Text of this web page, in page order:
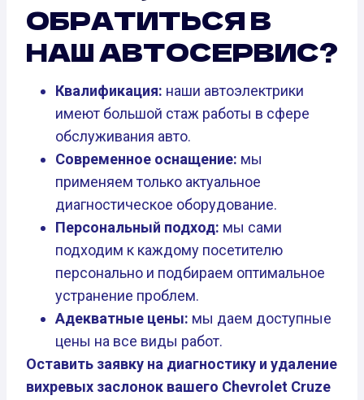
ОБРАТИТЬСЯ В
НАШ АВТОСЕРВИС?
Квалификация: наши автоэлектрики
имеют большой стаж работы в сфере
обслуживания авто.
Современное оснащение: мы
применяем только актуальное
диагностическое оборудование.
Персональный подход: мы сами
подходим к каждому посетителю
персонально и подбираем оптимальное
устранение проблем.
Адекватные цены: мы даем доступные
цены на все виды работ.
Оставить заявку на диагностику и удаление
вихревых заслонок вашего Chevrolet Cruze